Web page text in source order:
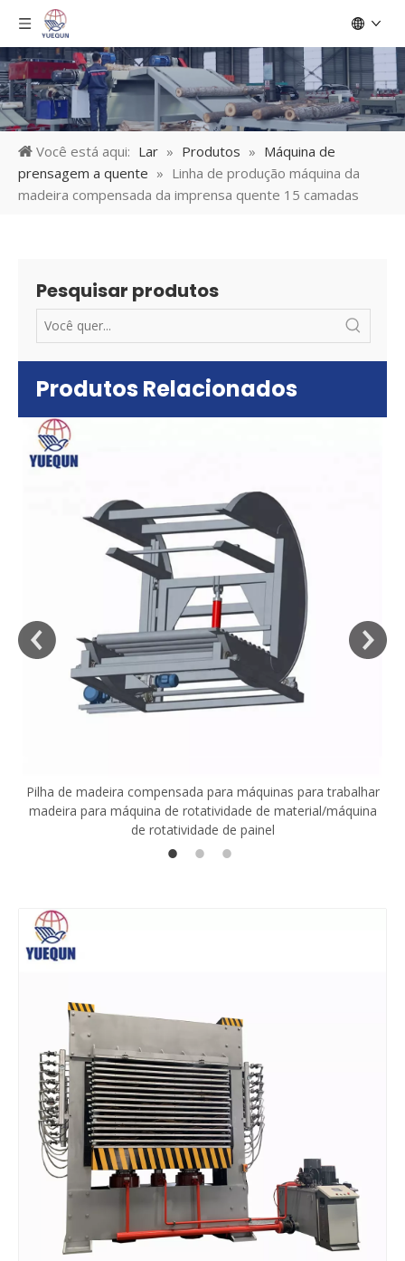
Você está aqui: Lar » Produtos » Máquina de
prensagem a quente » Linha de produção máquina da
madeira compensada da imprensa quente 15 camadas
Pesquisar produtos
Produtos Relacionados
Pilha de madeira compensada para máquinas para trabalhar
madeira para máquina de rotatividade de material/máquina
de rotatividade de painel